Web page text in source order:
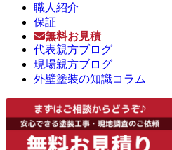
職人紹介
保証
無料お見積
代表親方ブログ
現場親方ブログ
外壁塗装の知識コラム